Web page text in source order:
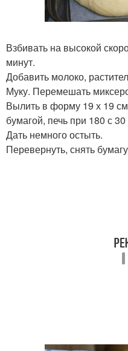
Взбивать на высокой
минут.
Добавить молоко,
Муку. Перемешать
Вылить в форму 19 х 19
бумагой, печь при 180 с
Дать немного остыть.
Перевернуть, снять